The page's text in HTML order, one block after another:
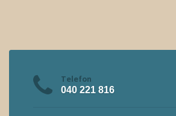
Telefon
040 221 816